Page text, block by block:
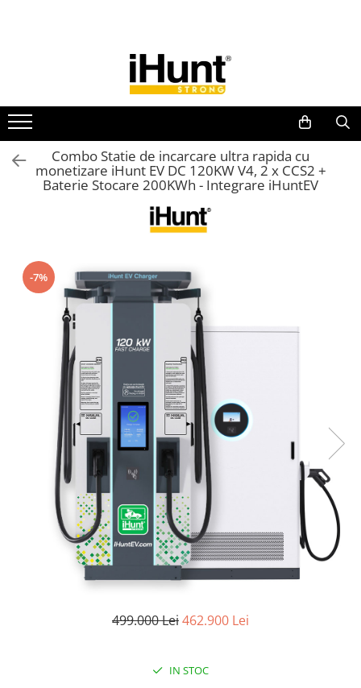
TELEFOANE & TABLETE IHUNT
Telefoane iHunt
Smartphone
Telefoane Rezistente
Telefoane Butoane
Boxe Portabile
Huse protectie
Smartwatch
Accesorii smartwatch
ELECTROCASNICE
Aparate de Gătit
Oală sub Presiune
Slow Cooker
Grătar Grill
Gătit cu Aburi
Storcător
Deshidratoare
Aparate de Cafea
Aspiratoare Verticale
Friteuze Aer Cald / Air Fryer
Mașini de Spălat Vase
Combo Statie de incarcare ultra rapida cu
monetizare iHunt EV DC 120KW V4, 2 x CCS2 +
Baterie Stocare 200KWh - Integrare iHuntEV
-7%
499.000 Lei462.900 Lei
IN STOC